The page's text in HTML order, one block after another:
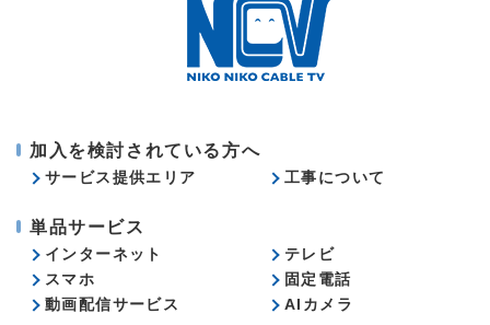
加入を検討されている方へ
サービス提供エリア 工事について
単品サービス
インターネット
テレビ
スマホ
固定電話
動画配信サービス
AIカメラ